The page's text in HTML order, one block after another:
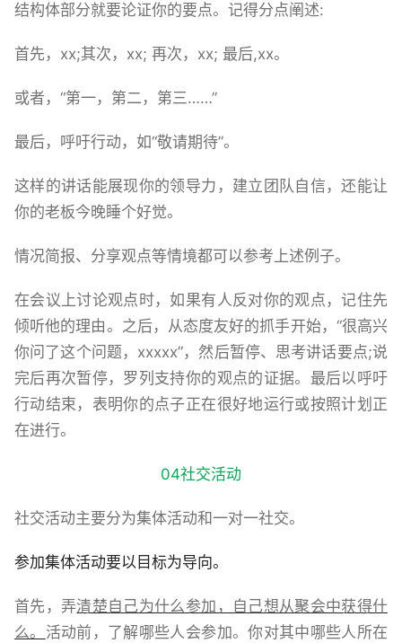
结构体部分就要论证你的要点。记得分点阐述:
首先，xx;其次，xx; 再次，xx; 最后,xx。
或者，“第一，第二，第三……”
最后，呼吁行动，如“敬请期待”。
这样的讲话能展现你的领导力，建立团队自信，还能让
你的老板今晚睡个好觉。
情况简报、分享观点等情境都可以参考上述例子。
在会议上讨论观点时，如果有人反对你的观点，记住先
倾听他的理由。之后，从态度友好的抓手开始，“很高兴
你问了这个问题，xxxxx”，然后暂停、思考讲话要点;说
完后再次暂停，罗列支持你的观点的证据。最后以呼吁
行动结束，表明你的点子正在很好地运行或按照计划正
在进行。
04社交活动
社交活动主要分为集体活动和一对一社交。
参加集体活动要以目标为导向。
首先，弄清楚自己为什么参加，自己想从聚会中获得什
么。 活动前，了解哪些人会参加。你对其中哪些人所在